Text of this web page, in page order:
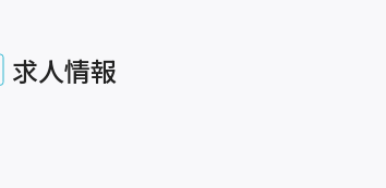
求人情報